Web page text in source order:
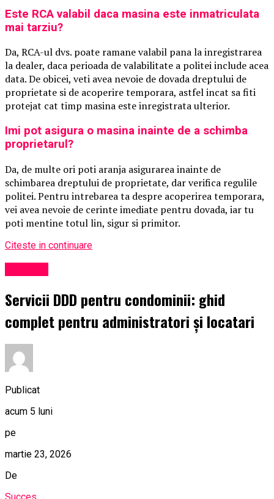
Este RCA valabil daca masina este inmatriculata
mai tarziu?
Da, RCA-ul dvs. poate ramane valabil pana la inregistrarea
la dealer, daca perioada de valabilitate a politei include acea
data. De obicei, veti avea nevoie de dovada dreptului de
proprietate si de acoperire temporara, astfel incat sa fiti
protejat cat timp masina este inregistrata ulterior.
Imi pot asigura o masina inainte de a schimba
proprietarul?
Da, de multe ori poti aranja asigurarea inainte de
schimbarea dreptului de proprietate, dar verifica regulile
politei. Pentru intrebarea ta despre acoperirea temporara,
vei avea nevoie de cerinte imediate pentru dovada, iar tu
poti mentine totul lin, sigur si primitor.
Citeste in continuare
Servicii DDD pentru condominii: ghid
complet pentru administratori și locatari
Publicat
acum 5 luni
pe
martie 23, 2026
De